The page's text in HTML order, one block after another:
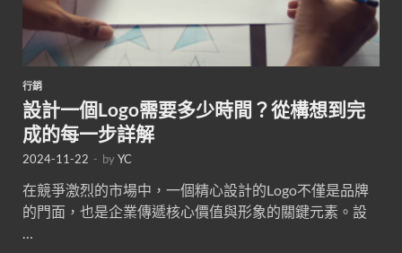
行銷
設計一個Logo需要多少時間？從構想到完
成的每一步詳解
2024-11-22 - byYC
在競爭激烈的市場中，一個精心設計的Logo不僅是品牌
的門面，也是企業傳遞核心價值與形象的關鍵元素。設
…